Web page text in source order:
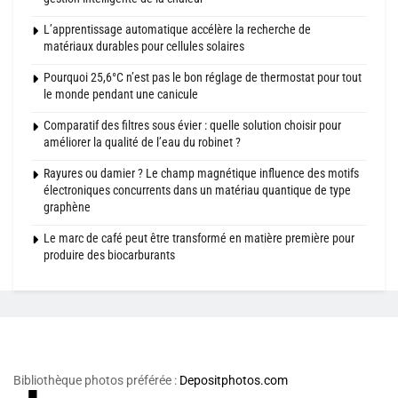
L’apprentissage automatique accélère la recherche de
matériaux durables pour cellules solaires
Pourquoi 25,6°C n’est pas le bon réglage de thermostat pour tout
le monde pendant une canicule
Comparatif des filtres sous évier : quelle solution choisir pour
améliorer la qualité de l’eau du robinet ?
Rayures ou damier ? Le champ magnétique influence des motifs
électroniques concurrents dans un matériau quantique de type
graphène
Le marc de café peut être transformé en matière première pour
produire des biocarburants
Bibliothèque photos préférée : Depositphotos.com